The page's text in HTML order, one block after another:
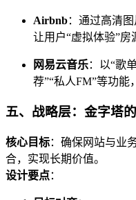
Airbnb：通过高清
让用户“虚拟体验”房
网易云音乐：以“歌
荐”“私人FM”等功能
五、战略层：金字塔
核心目标：确保网站与业
合，实现长期价值。
设计要点：